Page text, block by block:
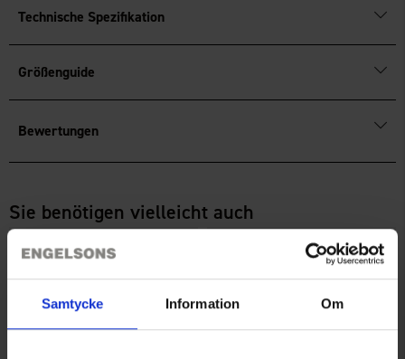
Samtycke Information Om
Technische Spezifikation
Größenguide
Bewertungen
Sie benötigen vielleicht auch